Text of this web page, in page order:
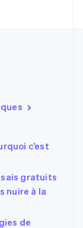
c’est
gratuits
nuire à la
de